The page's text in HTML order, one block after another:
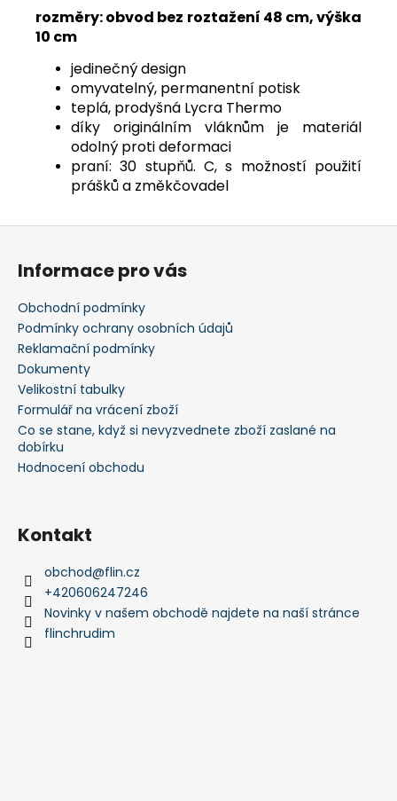
rozměry: obvod bez roztažení 48 cm, výška
10 cm
jedinečný design
omyvatelný, permanentní potisk
teplá, prodyšná Lycra Thermo
díky originálním vláknům je materiál
odolný proti deformaci
praní: 30 stupňů. C, s možností použití
prášků a změkčovadel
Z
Informace pro vás
Obchodní podmínky
Podmínky ochrany osobních údajů
Reklamační podmínky
Dokumenty
Velikostní tabulky
Formulář na vrácení zboží
Co se stane, když si nevyzvednete zboží zaslané na
dobírku
Hodnocení obchodu
Kontakt
obchod@flin.cz
+420606247246
Novinky v našem obchodě najdete na naší stránce
flinchrudim